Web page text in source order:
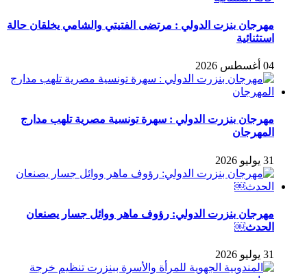
مهرجان بنزت الدولي : مرتضى الفتيتي والشامي يخلقان حالة
استثنائية
04 أغسطس 2026
مهرجان بنزرت الدولي : سهرة تونسية مصرية تلهب مدارج
المهرجان
31 يوليو 2026
مهرجان بنزرت الدولي: رؤوف ماهر ووائل جسار يصنعان
الحدث￼
31 يوليو 2026